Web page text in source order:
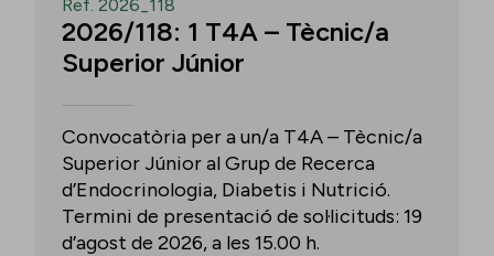
Ref. 2026_118
2026/118: 1 T4A – Tècnic/a
Superior Júnior
Convocatòria per a un/a T4A – Tècnic/a
Superior Júnior al Grup de Recerca
d’Endocrinologia, Diabetis i Nutrició.
Termini de presentació de sol·licituds: 19
d’agost de 2026, a les 15.00 h.